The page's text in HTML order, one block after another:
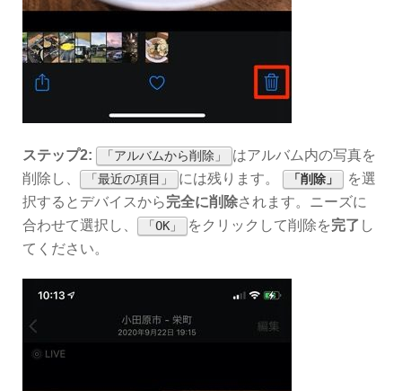
ステップ2: 「アルバムから削除」
はアルバム内の写真を
削除し、
「最近の項目」 には残ります。 「削除」
を選
択するとデバイスから完全に削除されます。ニーズに
合わせて選択し、
「OK」 をクリックして削除を完了 し
てください。